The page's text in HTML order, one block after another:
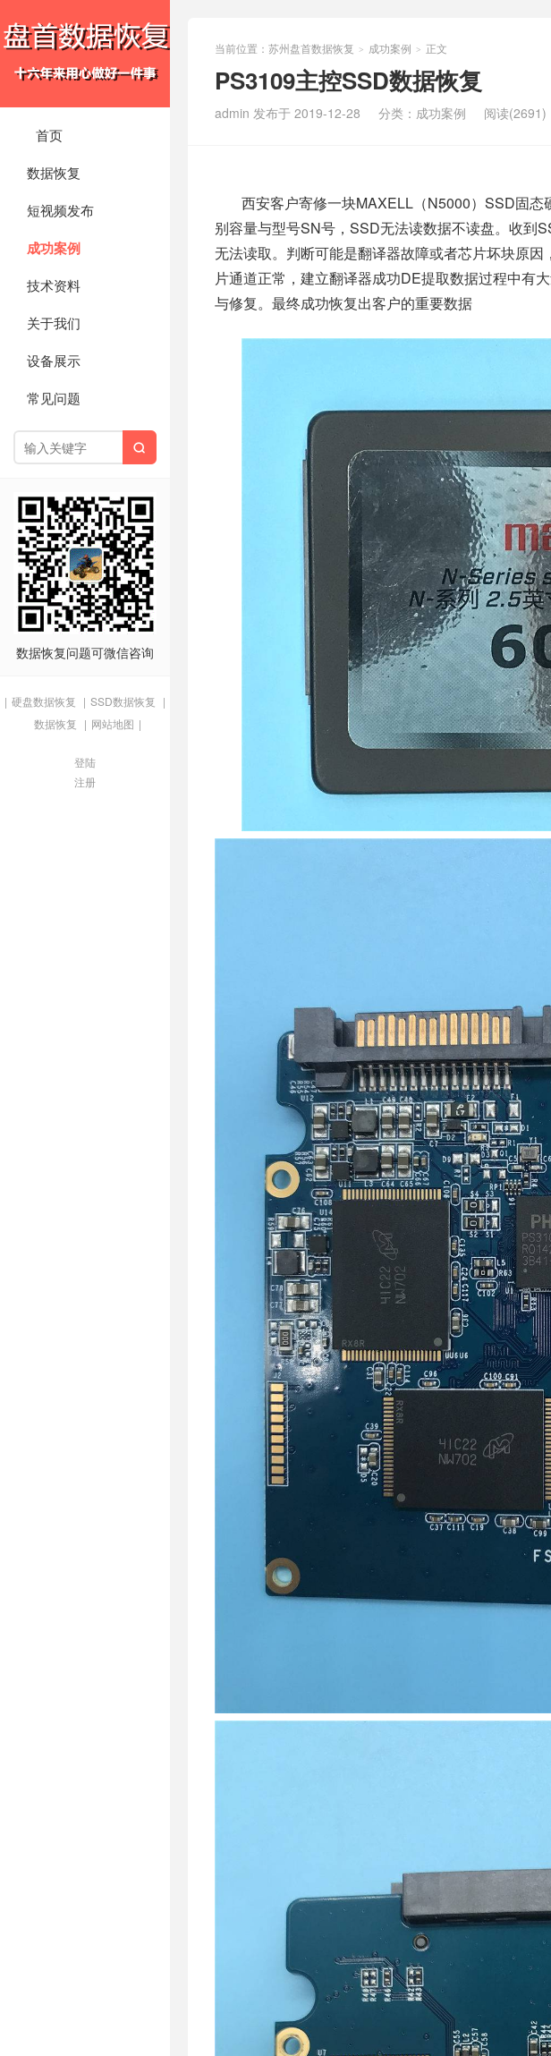
首页
数据恢复
短视频发布
成功案例
技术资料
关于我们
设备展示
常见问题

数据恢复问题可微信咨询
| 硬盘数据恢复 | SSD数据恢复 |
数据恢复 | 网站地图 |
登陆
注册
当前位置： 苏州盘首数据恢复 > 成功案例 > 正文
PS3109主控SSD数据恢复
admin 发布于 2019-12-28 分类： 成功案例 阅读(2691)
西安客户寄修一块MAXELL（N5000）SSD固
别容量与型号SN号，SSD无法读数据不读盘。收到
无法读取。判断可能是翻译器故障或者芯片坏块原
片通道正常，建立翻译器成功DE提取数据过程中有
与修复。最终成功恢复出客户的重要数据